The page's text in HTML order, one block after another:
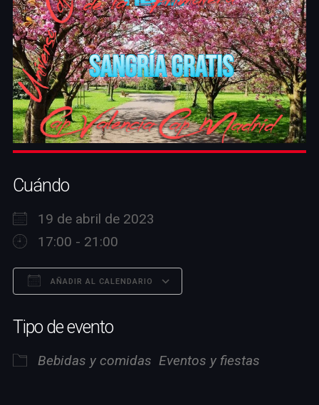
Cuándo
19 de abril de 2023
17:00 - 21:00
AÑADIR AL CALENDARIO
Tipo de evento
Bebidas y comidas Eventos y fiestas